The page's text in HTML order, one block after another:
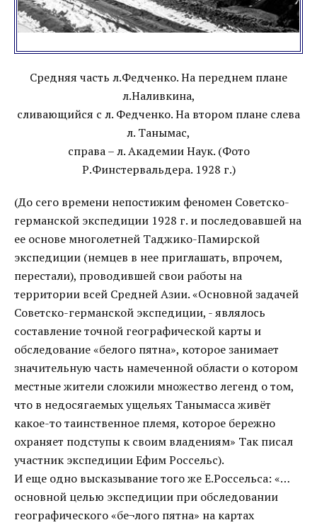
Средняя часть л.Федченко. На переднем плане
л.Наливкина,
сливающийся с л. Федченко. На втором плане слева
л. Танымас,
справа – л. Академии Наук. (Фото
Р.Финстервальдера. 1928 г.)
(До сего времени непостижим феномен Советско-
германской экспедиции 1928 г. и последовавшей на
ее основе многолетней Таджико-Памирской
экспедиции (немцев в нее приглашать, впрочем,
перестали), проводившей свои работы на
территории всей Средней Азии. «Основной задачей
Советско-германской экспедиции, - являлось
составление точной географической карты и
обследование «белого пятна», которое занимает
значительную часть намеченной области о котором
местные жители сложили множество легенд о том,
что в недосягаемых ущельях Танымасса живёт
какое-то таинственное племя, которое бережно
охраняет подступы к своим владениям» Так писал
участник экспедиции Ефим Россельс).
И еще одно высказывание того же Е.Россельса: «…
основной целью экспедиции при обследовании
географического «бе¬лого пятна» на картах